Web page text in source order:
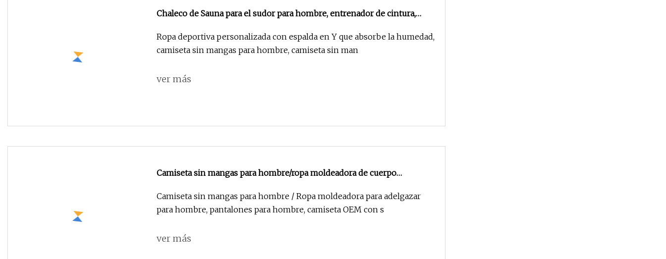
Chaleco de Sauna para el sudor para hombre, entrenador de cintura,
interior de gimnasio, camiseta sin mangas ajustada para quemar grasas
Ropa deportiva personalizada con espalda en Y que absorbe la humedad,
camiseta sin mangas para hombre, camiseta sin man
ver más
Camiseta sin mangas para hombre/ropa moldeadora de cuerpo
Camiseta sin mangas para hombre / Ropa moldeadora para adelgazar
para hombre, pantalones para hombre, camiseta OEM con s
ver más